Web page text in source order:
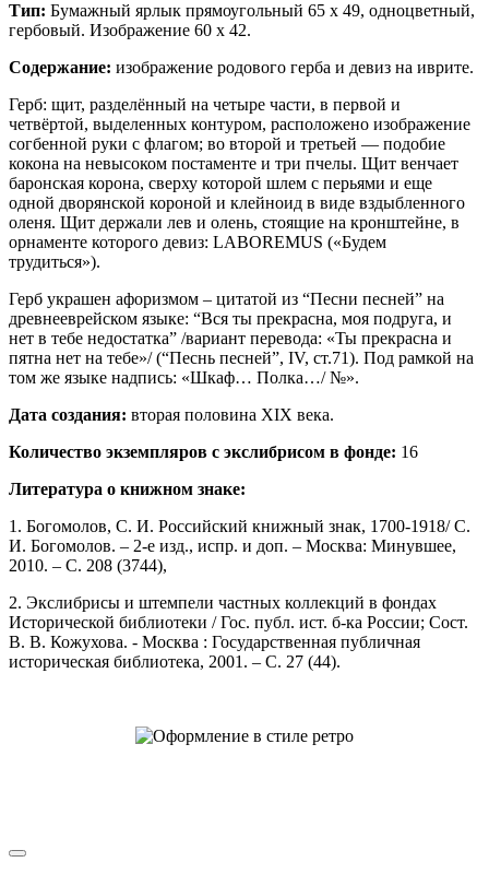
Тип: Бумажный ярлык прямоугольный 65 х 49, одноцветный,
гербовый. Изображение 60 х 42.
Содержание: изображение родового герба и девиз на иврите.
Герб: щит, разделённый на четыре части, в первой и
четвёртой, выделенных контуром, расположено изображение
согбенной руки с флагом; во второй и третьей — подобие
кокона на невысоком постаменте и три пчелы. Щит венчает
баронская корона, сверху которой шлем с перьями и еще
одной дворянской короной и клейноид в виде вздыбленного
оленя. Щит держали лев и олень, стоящие на кронштейне, в
орнаменте которого девиз: LABOREMUS («Будем
трудиться»).
Герб украшен афоризмом – цитатой из “Песни песней” на
древнееврейском языке: “Вся ты прекрасна, моя подруга, и
нет в тебе недостатка” /вариант перевода: «Ты прекрасна и
пятна нет на тебе»/ (“Песнь песней”, IV, ст.71). Под рамкой на
том же языке надпись: «Шкаф… Полка…/ №».
Дата создания: вторая половина XIX века.
Количество экземпляров с экслибрисом в фонде: 16
Литература о книжном знаке:
1. Богомолов, С. И. Российский книжный знак, 1700-1918/ С.
И. Богомолов. – 2-е изд., испр. и доп. – Москва: Минувшее,
2010. – С. 208 (3744),
2. Экслибрисы и штемпели частных коллекций в фондах
Исторической библиотеки / Гос. публ. ист. б-ка России; Сост.
В. В. Кожухова. - Москва : Государственная публичная
историческая библиотека, 2001. – С. 27 (44).